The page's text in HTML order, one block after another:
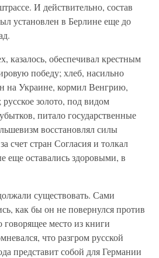
И действительно, состав
установлен в Берлине еще до
казалось, обеспечивал крестным
победу; хлеб, насильно
на Украине, кормил Венгрию,
золото, под видом
питало государственные
восстановлял силы
счет стран Согласия и толкал
еще оставались здоровыми, в
существовать. Сами
как бы он не повернулся против
место из книги
что разгром русской
представит собой для Германии